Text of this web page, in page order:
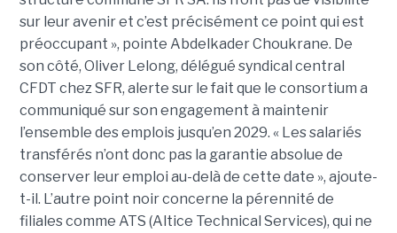
sur leur avenir et c’est précisément ce point qui est
préoccupant », pointe Abdelkader Choukrane. De
son côté, Oliver Lelong, délégué syndical central
CFDT chez SFR, alerte sur le fait que le consortium a
communiqué sur son engagement à maintenir
l’ensemble des emplois jusqu’en 2029. « Les salariés
transférés n’ont donc pas la garantie absolue de
conserver leur emploi au-delà de cette date », ajoute-
t-il. L’autre point noir concerne la pérennité de
filiales comme ATS (Altice Technical Services), qui ne